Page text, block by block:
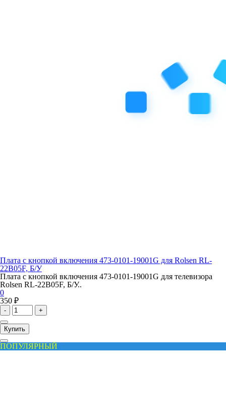
Плата с кнопкой включения 473-0101-19001G для Rolsen RL-
22B05F, Б/У
Плата с кнопкой включения 473-0101-19001G для телевизора
Rolsen RL-22B05F, Б/У..
0
350 ₽
- +
Купить
ПОПУЛЯРНЫЙ